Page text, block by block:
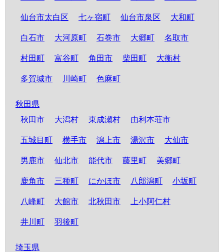
仙台市太白区 七ヶ宿町 仙台市泉区 大和町
白石市 大河原町 石巻市 大郷町 名取市
村田町 富谷町 角田市 柴田町 大衡村
多賀城市 川崎町 色麻町
秋田県
秋田市
大潟村 東成瀬村 由利本荘市
五城目町 横手市 潟上市 湯沢市 大仙市
男鹿市 仙北市 能代市 藤里町 美郷町
鹿角市 三種町 にかほ市 八郎潟町 小坂町
八峰町 大館市 北秋田市 上小阿仁村
井川町 羽後町
埼玉県